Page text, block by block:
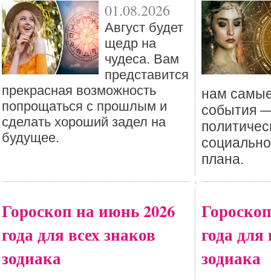
01.08.2026
Август будет
щедр на
чудеса. Вам
представится
прекрасная возможность
попрощаться с прошлым и
сделать хороший задел на
будущее.
нам
события
плана.
Гороскоп на июнь 2026
года для всех знаков
зодиака
года для
зодиака